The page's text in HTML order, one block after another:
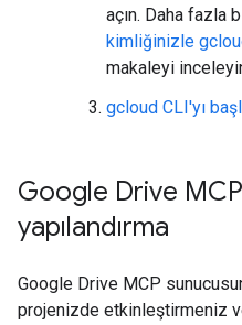
açın. Daha fazla
kimliğinizle
makaleyi
gcloud CLI'yı
Google Drive
yapılandırma
Google Drive MCP
projenizde etkinleştirmeniz